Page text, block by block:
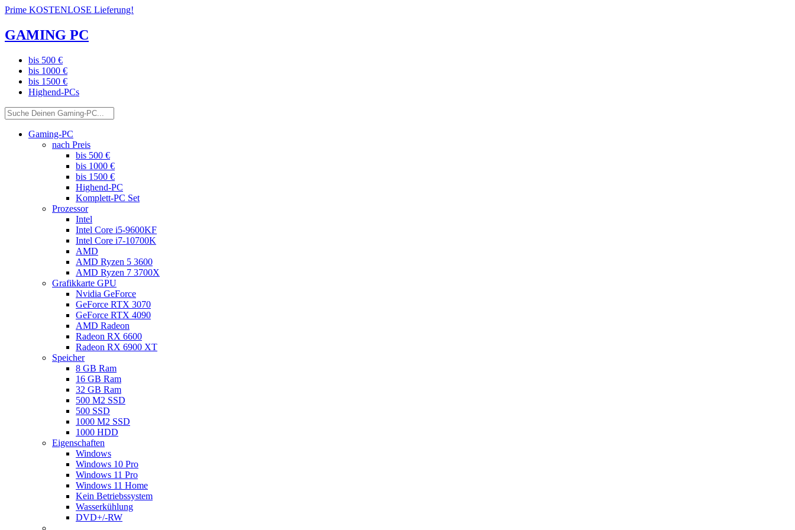
Prime KOSTENLOSE Lieferung!
GAMING PC
bis 500 €
bis 1000 €
bis 1500 €
Highend-PCs
Gaming-PC
nach Preis
bis 500 €
bis 1000 €
bis 1500 €
Highend-PC
Komplett-PC Set
Prozessor
Intel
Intel Core i5-9600KF
Intel Core i7-10700K
AMD
AMD Ryzen 5 3600
AMD Ryzen 7 3700X
Grafikkarte GPU
Nvidia GeForce
GeForce RTX 3070
GeForce RTX 4090
AMD Radeon
Radeon RX 6600
Radeon RX 6900 XT
Speicher
8 GB Ram
16 GB Ram
32 GB Ram
500 M2 SSD
500 SSD
1000 M2 SSD
1000 HDD
Eigenschaften
Windows
Windows 10 Pro
Windows 11 Pro
Windows 11 Home
Kein Betriebssystem
Wasserkühlung
DVD+/-RW